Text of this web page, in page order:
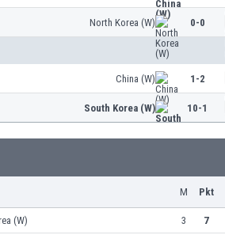
North Korea (W) 0-0
China (W) 1-2
South Korea (W) 10-1
M Pkt
(W) 3 7